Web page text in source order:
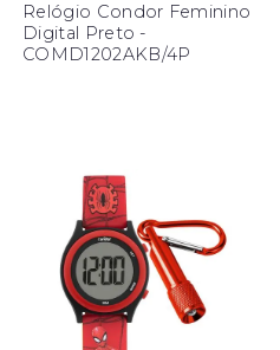
Relógio Condor Feminino
Digital Preto -
COMD1202AKB/4P